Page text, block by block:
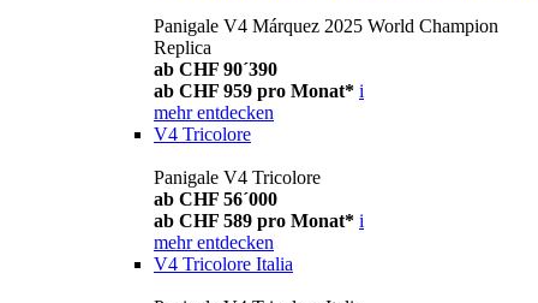
Panigale V4 Márquez 2025 World Champion
Replica
ab CHF 90´390
ab CHF 959 pro Monat* i
mehr entdecken
V4 Tricolore
Panigale V4 Tricolore
ab CHF 56´000
ab CHF 589 pro Monat* i
mehr entdecken
V4 Tricolore Italia